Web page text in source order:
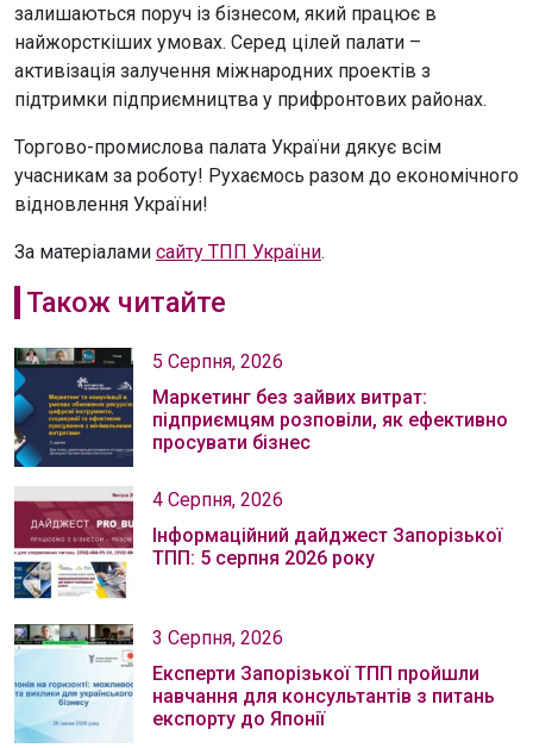
залишаються поруч із бізнесом, який працює в
найжорсткіших умовах. Серед цілей палати –
активізація залучення міжнародних проектів з
підтримки підприємництва у прифронтових районах.
Торгово-промислова палата України дякує всім
учасникам за роботу! Рухаємось разом до економічного
відновлення України!
За матеріалами сайту ТПП України.
Також читайте
5 Серпня, 2026
Маркетинг без зайвих витрат:
підприємцям розповіли, як ефективно
просувати бізнес
4 Серпня, 2026
Інформаційний дайджест Запорізької
ТПП: 5 серпня 2026 року
3 Серпня, 2026
Експерти Запорізької ТПП пройшли
навчання для консультантів з питань
експорту до Японії